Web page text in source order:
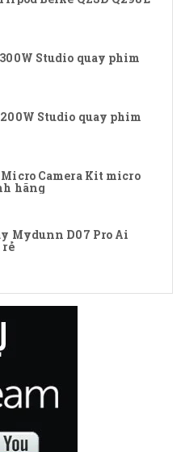
Studio quay phim
Studio quay phim
Camera Kit micro
hãng
Mydunn D07 Pro Ai